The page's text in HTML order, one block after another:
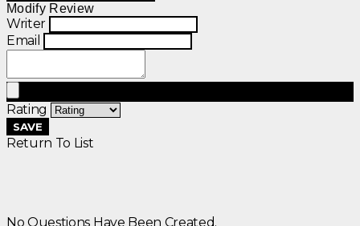
Modify Review
Writer
Email
Rating
SAVE
Return To List
No Questions Have Been Created.